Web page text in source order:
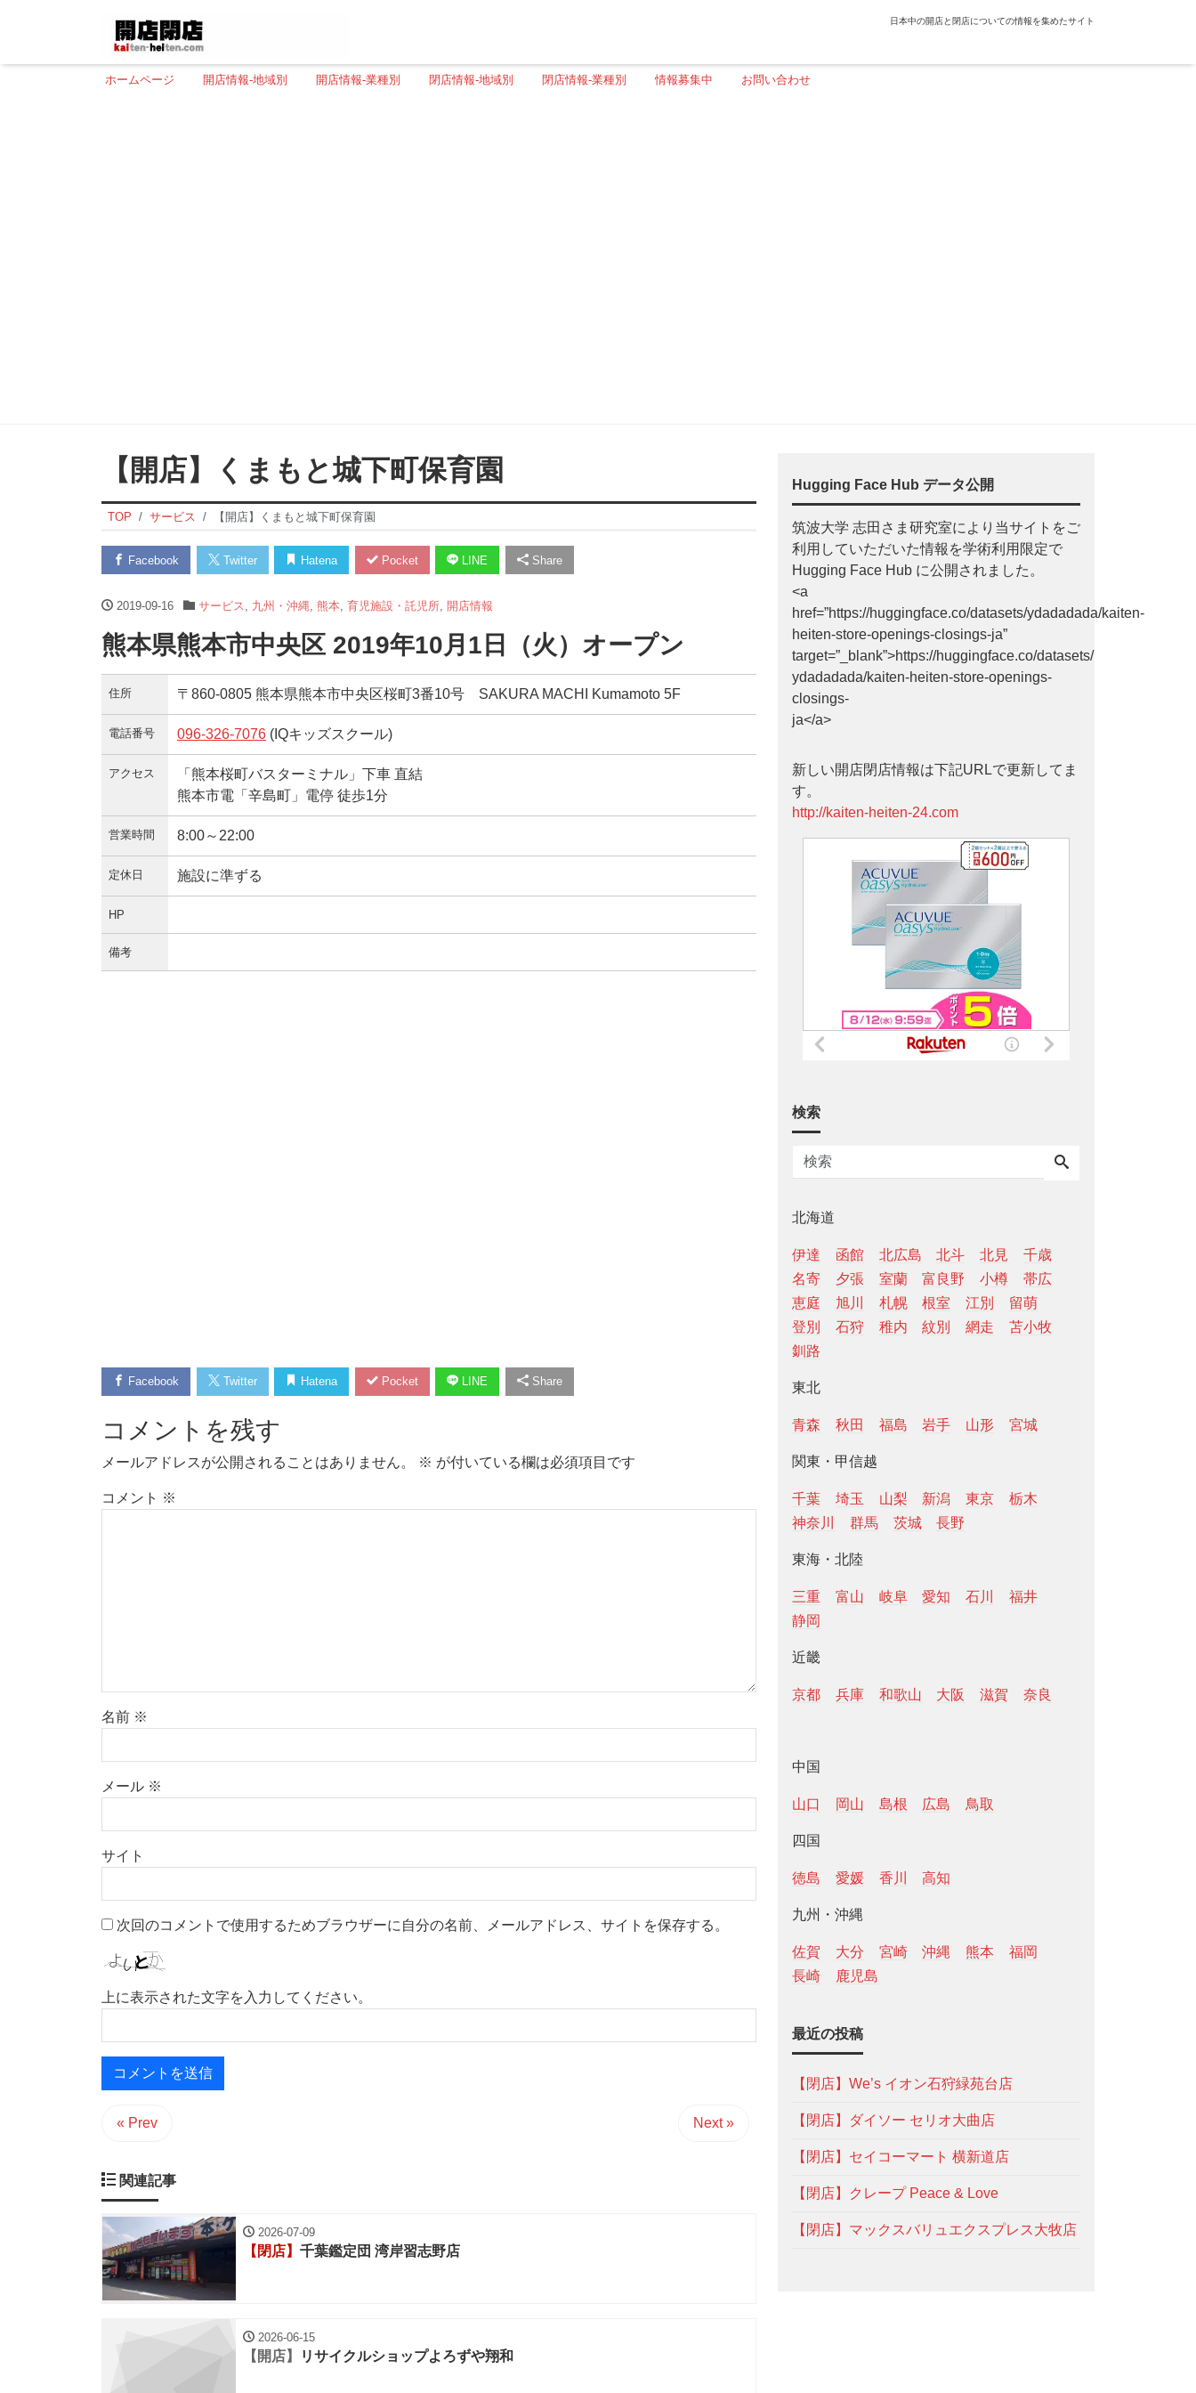
日本中の開店と閉店についての情報を集めたサイト
ホームページ 開店情報-地域別 開店情報-業種別 閉店情報-地域別 閉店情報-業種別 情報募集中 お問い合わせ
【開店】くまもと城下町保育園
TOP サービス 【開店】くまもと城下町保育園
Facebook Twitter Hatena Pocket LINE Share
2019-09-16 サービス 九州・沖縄 熊本 育児施設・託児所, 開店情報
熊本県熊本市中央区 2019年10月1日（火）オープン
住所 〒860-0805 熊本県熊本市中央区桜町3番10号 SAKURA MACHI Kumamoto 5F
電話番号 096-326-7076 (IQキッズスクール)
アクセス
「熊本桜町バスターミナル」下車 直結
熊本市電「辛島町」電停 徒歩1分
営業時間 8:00～22:00
定休日 施設に準ずる
HP
備考
Facebook Twitter Hatena Pocket LINE Share
コメントを残す
メールアドレスが公開されることはありません。 ※ が付いている欄は必須項目です
コメント ※
名前 ※
メール ※
サイト
次回のコメントで使用するためブラウザーに自分の名前、メールアドレス、サイトを保存する。
上に表示された文字を入力してください。
« Prev Next »
関連記事
2026-07-09
【閉店】 千葉鑑定団 湾岸習志野店
2026-06-15
【開店】 リサイクルショップよろずや翔和
Hugging Face Hub データ公開
筑波大学 志田さま研究室により当サイトをご
利用していただいた情報を学術利用限定で
Hugging Face Hub に公開されました。
<a
href=”https://huggingface.co/datasets/ydadadada/kaiten-
heiten-store-openings-closings-ja”
target=”_blank”>https://huggingface.co/datasets/
ydadadada/kaiten-heiten-store-openings-
closings-
ja</a>
新しい開店閉店情報は下記URLで更新してま
す。
http://kaiten-heiten-24.com
検索
北海道
伊達 函館 北広島 北斗 北見
千歳
名寄
夕張 室蘭 富良野 小樽
帯広
恵庭
旭川 札幌 根室 江別
留萌
登別
石狩 稚内 紋別 網走
苫小牧
釧路
東北
青森 秋田 福島 岩手 山形 宮城
関東・甲信越
千葉 埼玉 山梨 新潟 東京
栃木
神奈川
群馬 茨城 長野
東海・北陸
三重 富山 岐阜 愛知 石川
福井
静岡
近畿
京都 兵庫 和歌山 大阪 滋賀 奈良
中国
山口 岡山 島根 広島 鳥取
四国
徳島 愛媛 香川 高知
九州・沖縄
佐賀 大分 宮崎 沖縄 熊本
福岡
長崎
鹿児島
最近の投稿
【閉店】We’s イオン石狩緑苑台店
【閉店】ダイソー セリオ大曲店
【閉店】セイコーマート 横新道店
【閉店】クレープ Peace & Love
【閉店】マックスバリュエクスプレス大牧店